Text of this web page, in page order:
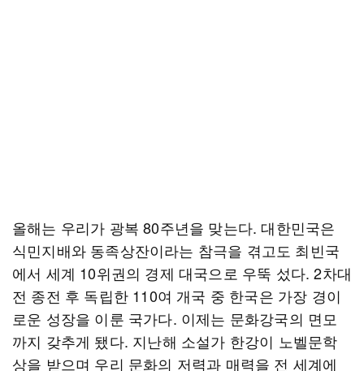
올해는 우리가 광복 80주년을 맞는다. 대한민국은
식민지배와 동족상잔이라는 참극을 겪고도 최빈국
에서 세계 10위권의 경제 대국으로 우뚝 섰다. 2차대
전 종전 후 독립한 110여 개국 중 한국은 가장 경이
로운 성장을 이룬 국가다. 이제는 문화강국의 면모
까지 갖추게 됐다. 지난해 소설가 한강이 노벨문학
상을 받으며 우리 문화의 저력과 매력을 전 세계에